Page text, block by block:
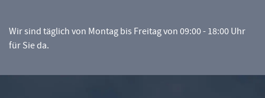
Wir sind täglich von Montag bis Freitag von 09:00 - 18:00 Uhr
für Sie da.